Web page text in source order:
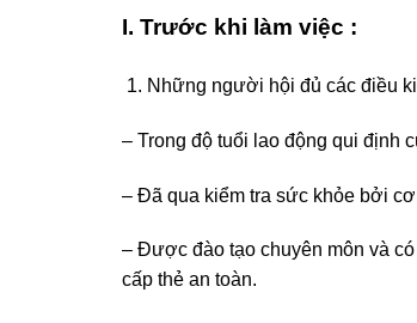
I. Trước khi làm việc :
Những người hội đủ các điều
– Trong độ tuổi lao động qui định
– Đã qua kiểm tra sức khỏe bởi cơ
– Được đào tạo chuyên môn và
cấp thẻ an toàn.